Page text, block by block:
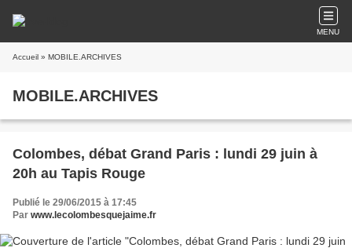
MENU
Accueil » MOBILE.ARCHIVES
MOBILE.ARCHIVES
Colombes, débat Grand Paris : lundi 29 juin à
20h au Tapis Rouge
Publié le 29/06/2015 à 17:45
Par www.lecolombesquejaime.fr